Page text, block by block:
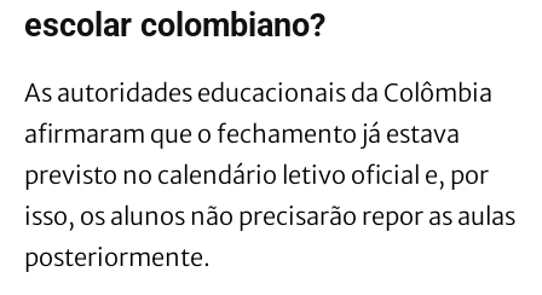
escolar colombiano?
As autoridades educacionais da Colômbia
afirmaram que o fechamento já estava
previsto no calendário letivo oficial e, por
isso, os alunos não precisarão repor as aulas
posteriormente.